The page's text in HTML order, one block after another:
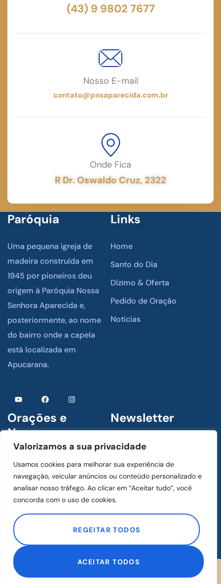
Valorizamos a sua privacidade
Usamos cookies para melhorar sua experiência de
navegação, veicular anúncios ou conteúdo personalizado e
analisar nosso tráfego. Ao clicar em “Aceitar tudo”, você
concorda com o uso de cookies.
REGEITAR TODOS
ACEITAR TODOS
(43) 9 9802 7677
Nosso E-mail
contato@pnsaparecida.com.br
Onde Fica
R Dr. Oswaldo Cruz, 2322
Paróquia
Uma pequena igreja de
madeira construída em
1945 por pioneiros deu
origem à Paróquia Nossa
Senhora Aparecida e,
posteriormente, ao nome
do bairro onde a capela
está localizada em
Apucarana.
Links
Home
Santo do Dia
Dízimo & Oferta
Pedido de Oração
Notícias
Orações e
Novenas
1 De Julho De 2024
Menino Jesus de Praga
Mãos Ensanguentadas de
Jesus
Newsletter
Assine para receber
novidades
Desenvolvido
por